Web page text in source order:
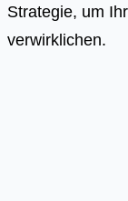
Strategie, um
verwirklichen.